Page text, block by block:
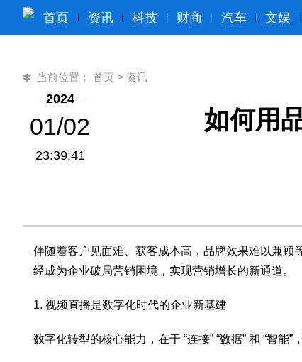
首页 资讯 科技 财商 汽车 文娱
当前位置： 首页 > 资讯
2024
01/02
23:39:41
如何用
伴随着客户见面难、获客成本高，品牌效果难以兼
经成为企业破局营销困境，实现营销增长的新通道。
1. 视频直播是数字化时代的企业新基建
数字化转型的核心能力，在于 “连接” “数据” 和 “智